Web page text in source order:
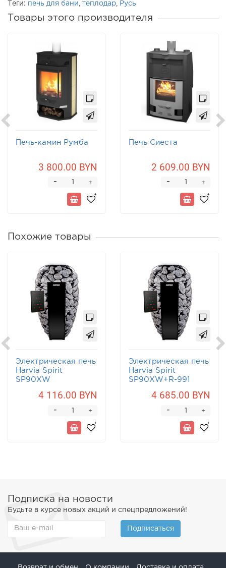
Теги: печь для бани теплодар Русь
Товары этого производителя
Печь-камин Румба
3 800.00 BYN
+
-
Печь Сиеста
2 609.00 BYN
+
-
Похожие товары
Электрическая печь
Harvia Spirit
SP90XW
4 116.00 BYN
+
-
Электрическая печь
Harvia Spirit
SP90XW+R-991
4 685.00 BYN
+
-
Подписка на новости
Будьте в курсе новых акций и спецпредложений!
Подписаться